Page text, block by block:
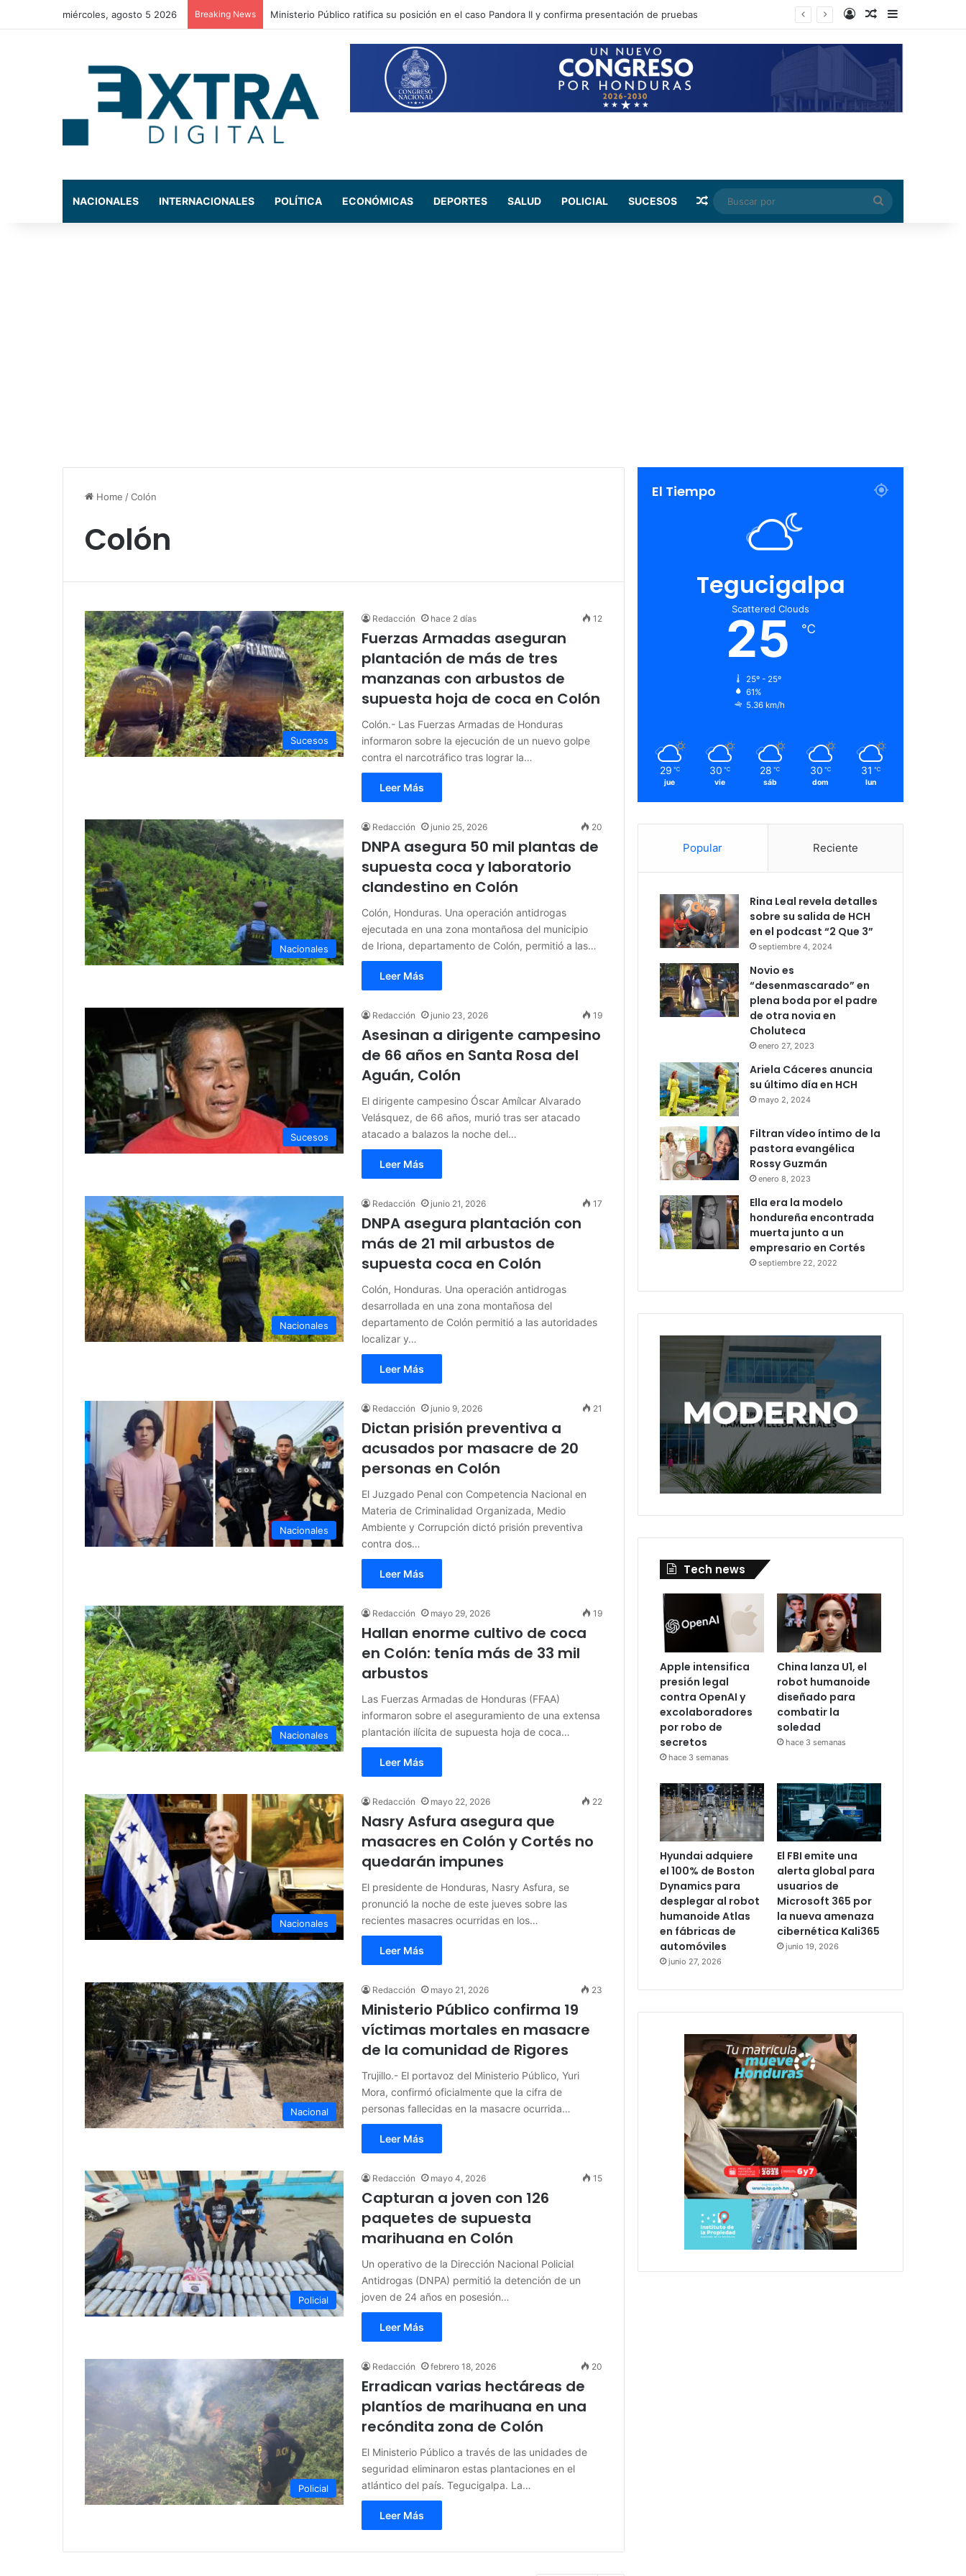
miércoles, agosto 5 2026 Breaking News Congreso Nacional y Estado Mayor Conjunto instalan mesas de trabajo Log InRandom Article
NACIONALES INTERNACIONALES POLÍTICA ECONÓMICAS DEPORTES SALUD POLICIAL SUCESOS Random Article
Buscar
por
Home /Colón
Colón
Sucesos
Redacción hace 2 días 12
Fuerzas Armadas aseguran
plantación de más de tres
manzanas con arbustos de
supuesta hoja de coca en Colón
Colón.- Las Fuerzas Armadas de Honduras
informaron sobre la ejecución de un nuevo golpe
contra el narcotráfico tras lograr la…
Leer Más
Nacionales
Redacción junio 25, 2026 20
DNPA asegura 50 mil plantas de
supuesta coca y laboratorio
clandestino en Colón
Colón, Honduras. Una operación antidrogas
ejecutada en una zona montañosa del municipio
de Iriona, departamento de Colón, permitió a las…
Leer Más
Sucesos
Redacción junio 23, 2026 19
Asesinan a dirigente campesino
de 66 años en Santa Rosa del
Aguán, Colón
El dirigente campesino Óscar Amílcar Alvarado
Velásquez, de 66 años, murió tras ser atacado
atacado a balazos la noche del…
Leer Más
Nacionales
Redacción junio 21, 2026 17
DNPA asegura plantación con
más de 21 mil arbustos de
supuesta coca en Colón
Colón, Honduras. Una operación antidrogas
desarrollada en una zona montañosa del
departamento de Colón permitió a las autoridades
localizar y…
Leer Más
Nacionales
Redacción junio 9, 2026 21
Dictan prisión preventiva a
acusados por masacre de 20
personas en Colón
El Juzgado Penal con Competencia Nacional en
Materia de Criminalidad Organizada, Medio
Ambiente y Corrupción dictó prisión preventiva
contra dos…
Leer Más
Nacionales
Redacción mayo 29, 2026 19
Hallan enorme cultivo de coca
en Colón: tenía más de 33 mil
arbustos
Las Fuerzas Armadas de Honduras (FFAA)
informaron sobre el aseguramiento de una extensa
plantación ilícita de supuesta hoja de coca…
Leer Más
Nacionales
Redacción mayo 22, 2026 22
Nasry Asfura asegura que
masacres en Colón y Cortés no
quedarán impunes
El presidente de Honduras, Nasry Asfura, se
pronunció la noche de este jueves sobre las
recientes masacres ocurridas en los…
Leer Más
Nacional
Redacción mayo 21, 2026 23
Ministerio Público confirma 19
víctimas mortales en masacre
de la comunidad de Rigores
Trujillo.- El portavoz del Ministerio Público, Yuri
Mora, confirmó oficialmente que la cifra de
personas fallecidas en la masacre ocurrida…
Leer Más
Policial
Redacción mayo 4, 2026 15
Capturan a joven con 126
paquetes de supuesta
marihuana en Colón
Un operativo de la Dirección Nacional Policial
Antidrogas (DNPA) permitió la detención de un
joven de 24 años en posesión…
Leer Más
Policial
Redacción febrero 18, 2026 20
Erradican varias hectáreas de
plantíos de marihuana en una
recóndita zona de Colón
El Ministerio Público a través de las unidades de
seguridad eliminaron estas plantaciones en el
atlántico del país. Tegucigalpa. La…
Leer Más
El Tiempo
Tegucigalpa
Scattered Clouds
25 ℃
25º - 25º
61%
5.36 km/h
29 ℃
jue
30 ℃
vie
28 ℃
sáb
30 ℃
dom
31 ℃
lun
Popular Reciente
Rina Leal revela detalles
sobre su salida de HCH
en el podcast “2 Que 3”
septiembre 4, 2024
Novio es
“desenmascarado” en
plena boda por el padre
de otra novia en
Choluteca
enero 27, 2023
Ariela Cáceres anuncia
su último día en HCH
mayo 2, 2024
Filtran vídeo íntimo de la
pastora evangélica
Rossy Guzmán
enero 8, 2023
Ella era la modelo
hondureña encontrada
muerta junto a un
empresario en Cortés
septiembre 22, 2022
Tech news
Apple intensifica
presión legal
contra OpenAI y
excolaboradores
por robo de
secretos
hace 3 semanas
China lanza U1, el
robot humanoide
diseñado para
combatir la
soledad
hace 3 semanas
Hyundai adquiere
el 100% de Boston
Dynamics para
desplegar al robot
humanoide Atlas
en fábricas de
automóviles
junio 27, 2026
El FBI emite una
alerta global para
usuarios de
Microsoft 365 por
la nueva amenaza
cibernética Kali365
junio 19, 2026